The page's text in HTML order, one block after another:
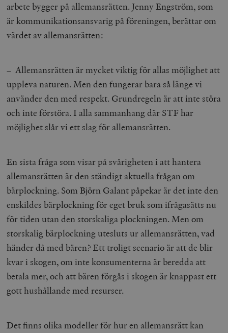
arbete bygger på allemansrätten. Jenny Engström, som
är kommunikationsansvarig på föreningen, berättar om
värdet av allemansrätten:
– Allemansrätten är mycket viktig för allas möjlighet att
uppleva naturen. Men den fungerar bara så länge vi
använder den med respekt. Grundregeln är att inte störa
och inte förstöra. I alla sammanhang där STF har
möjlighet slår vi ett slag för allemansrätten.
En sista fråga som visar på svårigheten i att hantera
allemansrätten är den ständigt aktuella frågan om
bärplockning. Som Björn Galant påpekar är det inte den
enskildes bärplockning för eget bruk som ifrågasätts nu
för tiden utan den storskaliga plockningen. Men om
storskalig bärplockning utesluts ur allemansrätten, vad
händer då med bären? Ett troligt scenario är att de blir
kvar i skogen, om inte konsumenterna är beredda att
betala mer, och att bären förgås i skogen är knappast ett
gott hushållande med resurser.
Det finns olika modeller för hur en allemansrätt kan